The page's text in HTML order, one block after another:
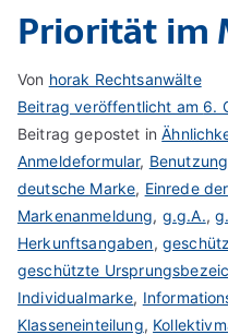
Priorität im
Von horak Rechtsanwälte
Beitrag veröffentlicht am 6.
Beitrag gepostet in
Anmeldeformular,
deutsche Marke, Einrede
Markenanmeldung, g.g.A.,
Herkunftsangaben,
geschützte
Individualmarke,
Klasseneinteilung,